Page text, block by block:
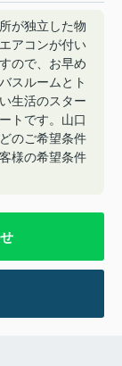
が独立した物
アコンが付い
ので、お早め
スルームとト
生活のスター
トです。山口
のご希望条件
様の希望条件